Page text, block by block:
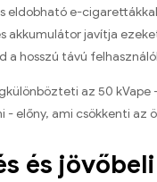
eldobható e-
akkumulátor javítja
hosszú távú
az 50
- előny, ami csökkenti az
és